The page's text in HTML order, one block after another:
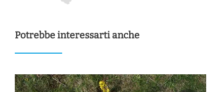
Potrebbe interessarti anche